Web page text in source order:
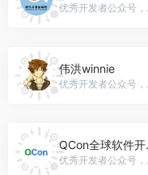
优秀开发者公众号，微信号：gh_a060f89b69b5
伟洪winnie
优秀开发者公众号，微信号：gh_b8ca8e50939c
优秀开发者公众号，微信号：qconchina